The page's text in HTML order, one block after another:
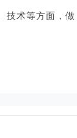
技术等方面，做